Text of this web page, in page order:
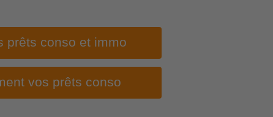
prêts conso et immo
vos prêts conso